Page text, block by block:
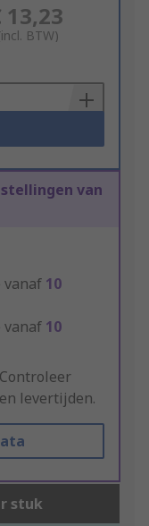
13,23
BTW)
van
vanaf 10
vanaf 10
levertijden.
stuk